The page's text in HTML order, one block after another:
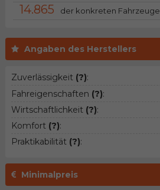
Angaben des Herstellers
Zuverlässigkeit (?):
Fahreigenschaften (?):
Wirtschaftlichkeit (?):
Komfort (?):
Praktikabilität (?):
Minimalpreis
14.865 der konkreten Fahrzeuge